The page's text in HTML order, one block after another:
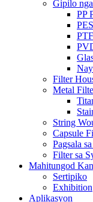
Gipilo
PP
Filter
Metal
String
Capsule
Pagsala
Filter sa
Mahitungod
Sertipiko
Exhibition
Aplikasyon